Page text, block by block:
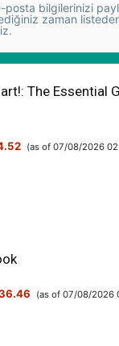
posta bilgilerinizi
zaman
The Essential
(as of 07/08/2026
(as of 07/08/2026